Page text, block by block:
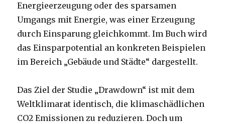
Energieerzeugung oder des sparsamen
Umgangs mit Energie, was einer Erzeugung
durch Einsparung gleichkommt. Im Buch wird
das Einsparpotential an konkreten Beispielen
im Bereich „Gebäude und Städte“ dargestellt.
Das Ziel der Studie „Drawdown“ ist mit dem
Weltklimarat identisch, die klimaschädlichen
CO2 Emissionen zu reduzieren. Doch um